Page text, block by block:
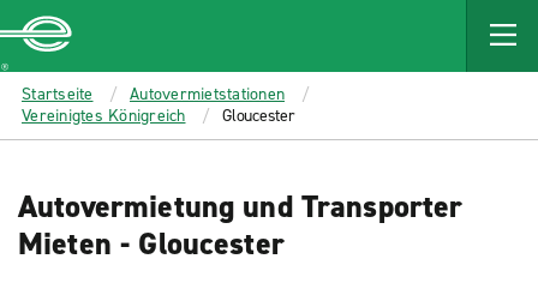
MAIN
CONTENT
Enterprise
Startseite
Autovermietstationen
Vereinigtes Königreich
Gloucester
Autovermietung und Transporter
Mieten - Gloucester